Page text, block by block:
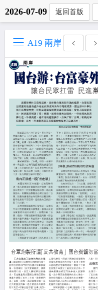
2026-07-09 返回首版
A19 兩岸